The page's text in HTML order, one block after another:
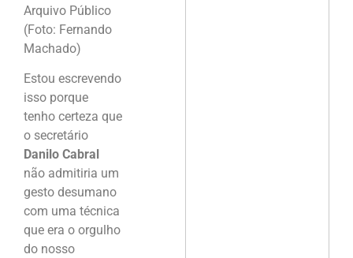
Arquivo Público
(Foto: Fernando
Machado)
Estou escrevendo
isso porque
tenho certeza que
o secretário
Danilo Cabral
não admitiria um
gesto desumano
com uma técnica
que era o orgulho
do nosso